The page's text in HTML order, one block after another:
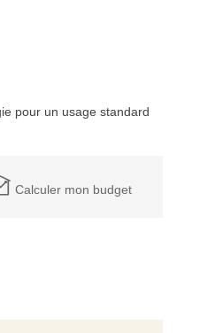
pour un usage standard
Calculer mon budget